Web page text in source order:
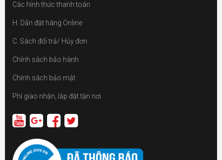
Các hình thức thanh toán
H. Dẫn đặt hàng Online
C. Sách đổi trả/ Hủy đơn
Chính sách bảo hành
Chính sách bảo mật
Phí giao nhận, lắp đặt tận nơi.